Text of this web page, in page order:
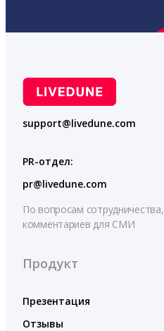
support@livedune.com
PR-отдел:
pr@livedune.com
По вопросам сотрудничества,
комментариев для СМИ
Продукт
Презентация
Отзывы